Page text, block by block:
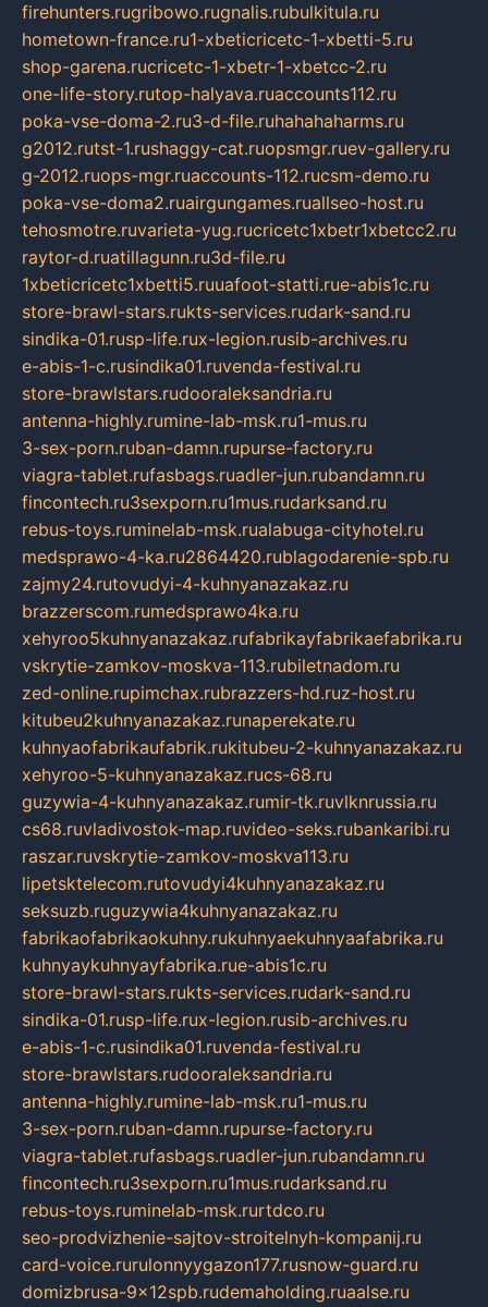
firehunters.rugribowo.rugnalis.rubulkitula.ru
hometown-france.ru1-xbeticricetc-1-xbetti-5.ru
shop-garena.rucricetc-1-xbetr-1-xbetcc-2.ru
one-life-story.rutop-halyava.ruaccounts112.ru
poka-vse-doma-2.ru3-d-file.ruhahahaharms.ru
g2012.rutst-1.rushaggy-cat.ruopsmgr.ruev-gallery.ru
g-2012.ruops-mgr.ruaccounts-112.rucsm-demo.ru
poka-vse-doma2.ruairgungames.ruallseo-host.ru
tehosmotre.ruvarieta-yug.rucricetc1xbetr1xbetcc2.ru
raytor-d.ruatillagunn.ru3d-file.ru
1xbeticricetc1xbetti5.ruuafoot-statti.rue-abis1c.ru
store-brawl-stars.rukts-services.rudark-sand.ru
sindika-01.rusp-life.rux-legion.rusib-archives.ru
e-abis-1-c.rusindika01.ruvenda-festival.ru
store-brawlstars.rudooraleksandria.ru
antenna-highly.rumine-lab-msk.ru1-mus.ru
3-sex-porn.ruban-damn.rupurse-factory.ru
viagra-tablet.rufasbags.ruadler-jun.rubandamn.ru
fincontech.ru3sexporn.ru1mus.rudarksand.ru
rebus-toys.ruminelab-msk.rualabuga-cityhotel.ru
medsprawo-4-ka.ru2864420.rublagodarenie-spb.ru
zajmy24.rutovudyi-4-kuhnyanazakaz.ru
brazzerscom.rumedsprawo4ka.ru
xehyroo5kuhnyanazakaz.rufabrikayfabrikaefabrika.ru
vskrytie-zamkov-moskva-113.rubiletnadom.ru
zed-online.rupimchax.rubrazzers-hd.ruz-host.ru
kitubeu2kuhnyanazakaz.runaperekate.ru
kuhnyaofabrikaufabrik.rukitubeu-2-kuhnyanazakaz.ru
xehyroo-5-kuhnyanazakaz.rucs-68.ru
guzywia-4-kuhnyanazakaz.rumir-tk.ruvlknrussia.ru
cs68.ruvladivostok-map.ruvideo-seks.rubankaribi.ru
raszar.ruvskrytie-zamkov-moskva113.ru
lipetsktelecom.rutovudyi4kuhnyanazakaz.ru
seksuzb.ruguzywia4kuhnyanazakaz.ru
fabrikaofabrikaokuhny.rukuhnyaekuhnyaafabrika.ru
kuhnyaykuhnyayfabrika.rue-abis1c.ru
store-brawl-stars.rukts-services.rudark-sand.ru
sindika-01.rusp-life.rux-legion.rusib-archives.ru
e-abis-1-c.rusindika01.ruvenda-festival.ru
store-brawlstars.rudooraleksandria.ru
antenna-highly.rumine-lab-msk.ru1-mus.ru
3-sex-porn.ruban-damn.rupurse-factory.ru
viagra-tablet.rufasbags.ruadler-jun.rubandamn.ru
fincontech.ru3sexporn.ru1mus.rudarksand.ru
rebus-toys.ruminelab-msk.rurtdco.ru
seo-prodvizhenie-sajtov-stroitelnyh-kompanij.ru
card-voice.rurulonnyygazon177.rusnow-guard.ru
domizbrusa-9x12spb.rudemaholding.ruaalse.ru